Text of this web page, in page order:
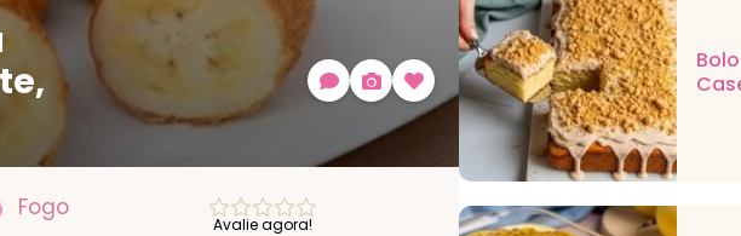
Fogo
Avalie agora!